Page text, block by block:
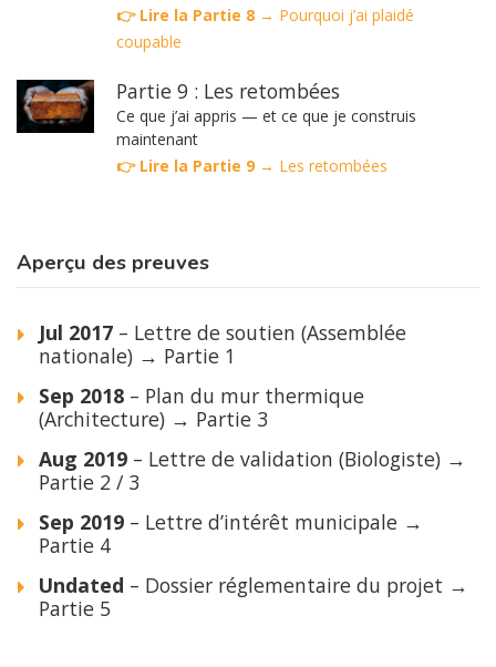
👉 Lire la Partie 8 → Pourquoi j’ai plaidé
coupable
Partie 9 : Les retombées
Ce que j’ai appris — et ce que je construis
maintenant
👉 Lire la Partie 9 → Les retombées
Aperçu des preuves
Jul 2017 – Lettre de soutien (Assemblée
nationale) → Partie 1
Sep 2018 – Plan du mur thermique
(Architecture) → Partie 3
Aug 2019 – Lettre de validation (Biologiste) →
Partie 2 / 3
Sep 2019 – Lettre d’intérêt municipale →
Partie 4
Undated – Dossier réglementaire du projet →
Partie 5